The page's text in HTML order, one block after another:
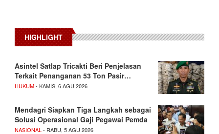
HIGHLIGHT
Asintel Satlap Tricakti Beri Penjelasan
Terkait Penanganan 53 Ton Pasir…
HUKUM- KAMIS, 6 AGU 2026
Mendagri Siapkan Tiga Langkah sebagai
Solusi Operasional Gaji Pegawai Pemda
NASIONAL - RABU, 5 AGU 2026